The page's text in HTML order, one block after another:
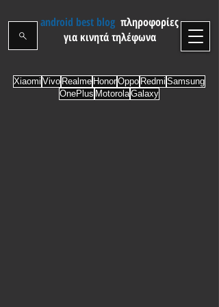
android best blog πληροφορίες
για κινητά τηλέφωνα
Xiaomi Vivo Realme HonorOppo Redmi Samsung
OnePlus MotorolaGalaxy